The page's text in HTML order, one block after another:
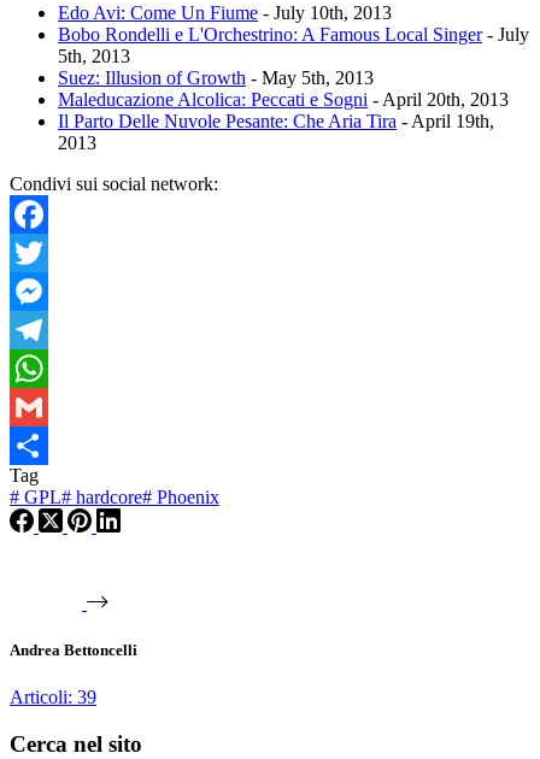
Edo Avi: Come Un Fiume - July 10th, 2013
Bobo Rondelli e L'Orchestrino: A Famous Local Singer- July
5th, 2013
Suez: Illusion of Growth - May 5th, 2013
Maleducazione Alcolica: Peccati e Sogni - April 20th, 2013
Il Parto Delle Nuvole Pesante: Che Aria Tira - April 19th,
2013
Condivi sui social network:
Facebook
Twitter
Messenger
Telegram
WhatsApp
Gmail
Condividi
Tag
# GPL# hardcore# Phoenix
Andrea Bettoncelli
Articoli: 39
Cerca nel sito